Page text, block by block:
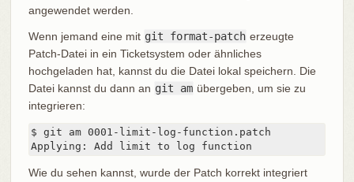
angewendet werden.
Wenn jemand eine mit git format-patch erzeugte
Patch-Datei in ein Ticketsystem oder ähnliches
hochgeladen hat, kannst du die Datei lokal speichern. Die
Datei kannst du dann an git am übergeben, um sie zu
integrieren:
$ git am 0001-limit-log-function.patch
Applying: Add limit to log function
Wie du sehen kannst, wurde der Patch korrekt integriert